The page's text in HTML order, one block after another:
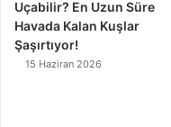
Uçabilir? En Uzun Süre
Havada Kalan Kuşlar
Şaşırtıyor!
15 Haziran 2026